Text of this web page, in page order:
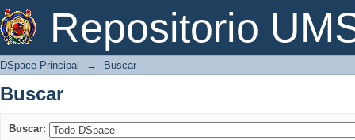
Repositorio
Buscar
DSpace Principal → Buscar
Buscar
Buscar: